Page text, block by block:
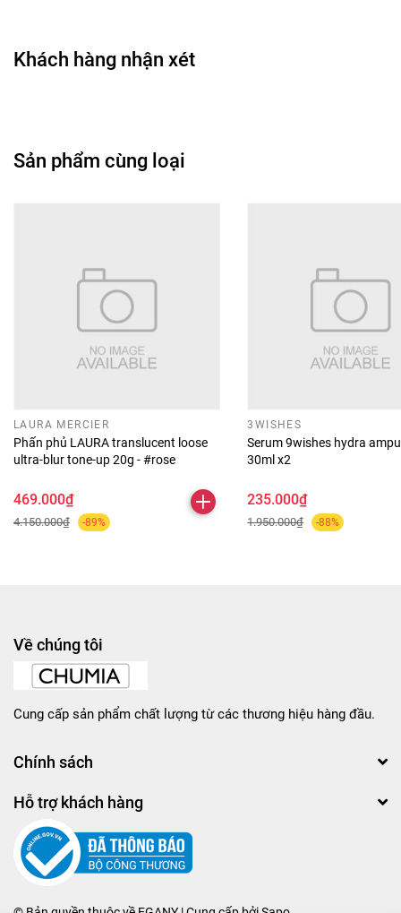
Khách hàng nhận xét
Sản phẩm cùng loại
LAURA MERCIER
Phấn phủ LAURA translucent loose
ultra-blur tone-up 20g - #rose
469.000₫
4.150.000₫ -89%
3WISHES
Serum 9wishes hydra
30ml x2
235.000₫
1.950.000₫ -88%
Về chúng tôi
Cung cấp sản phẩm chất lượng từ các thương hiệu hàng đầu.
Chính sách
Hỗ trợ khách hàng